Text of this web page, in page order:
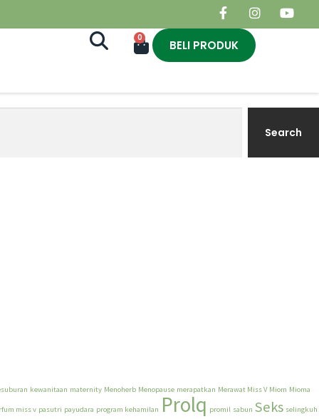
0
BELI PRODUK
Search
kewanitaan maternity Menoherb Menopause merapatkan Merawat Miss V Miom Mioma
miss v pasutri payudara program kehamilan Prolq promil sabun Seks selingkuh